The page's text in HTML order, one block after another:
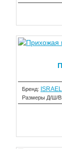
Бренд: ISRAEL
Размеры Д/Ш/В: